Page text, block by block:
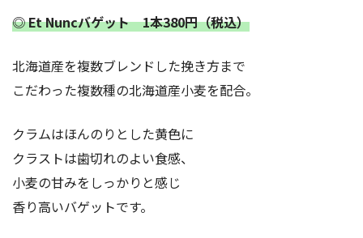
◎ Et Nuncバゲット 1本380円（税込）
北海道産を複数ブレンドした挽き方まで
こだわった複数種の北海道産小麦を配合。
クラムはほんのりとした黄色に
クラストは歯切れのよい食感、
小麦の甘みをしっかりと感じ
香り高いバゲットです。